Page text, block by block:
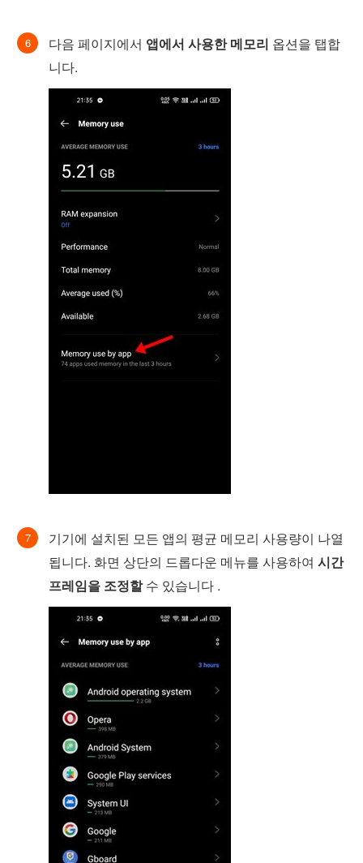
다음 페이지에서 앱에서 사용한 메모리 옵션을 탭합
니다.
기기에 설치된 모든 앱의 평균 메모리 사용량이 나열
됩니다. 화면 상단의 드롭다운 메뉴를 사용하여 시간
프레임을 조정할수 있습니다 .